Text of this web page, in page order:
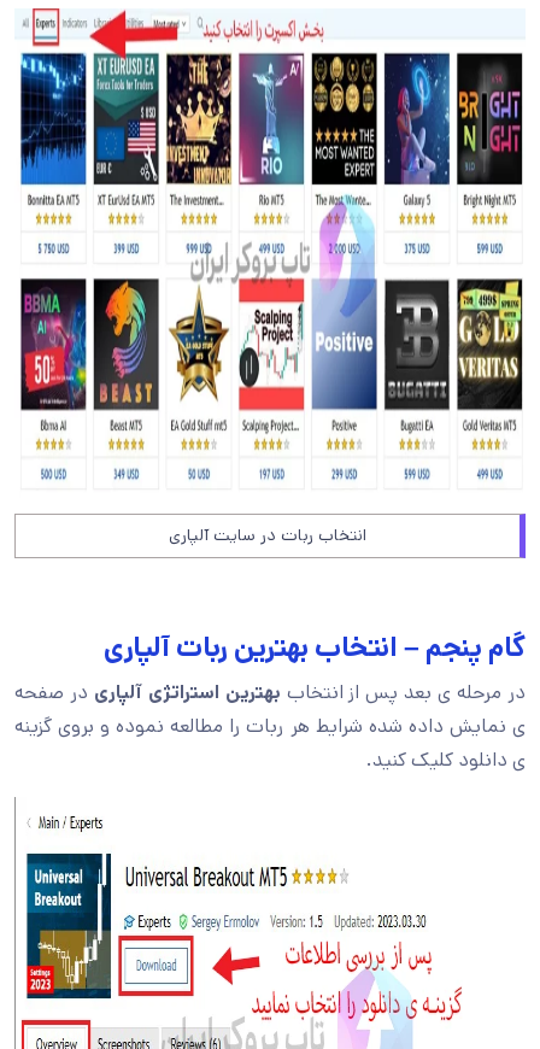
انتخاب ربات در سایت آلپاری
گام پنجم – انتخاب بهترین ربات آلپاری
در مرحله ی بعد پس از انتخاب بهترین استراتژی آلپاری در صفحه
ی نمایش داده شده شرایط هر ربات را مطالعه نموده و بروی گزینه
ی دانلود کلیک کنید.